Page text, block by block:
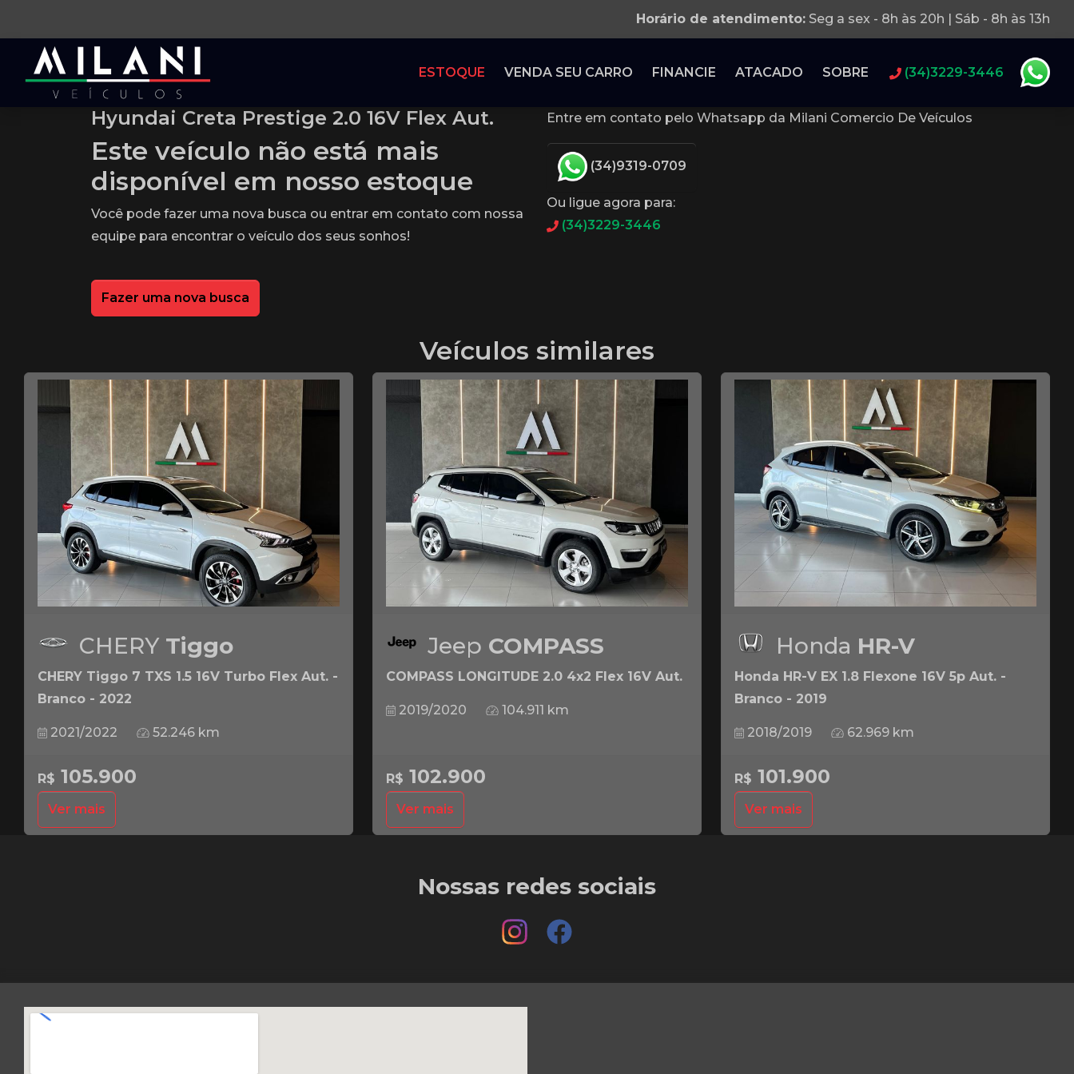
Horário de atendimento: Seg a sex - 8h às 20h | Sáb - 8h às 13h
ESTOQUE VENDA SEU CARRO FINANCIE ATACADO SOBRE (34)3229-3446
Hyundai Creta Prestige 2.0 16V Flex Aut.
Este veículo não está mais
disponível em nosso estoque
Você pode fazer uma nova busca ou entrar em contato com nossa
equipe para encontrar o veículo dos seus sonhos!
Fazer uma nova busca
Entre em contato pelo Whatsapp da Milani Comercio De Veículos
(34)9319-0709
Ou ligue agora para:
(34)3229-3446
Veículos similares
CHERY Tiggo
CHERY Tiggo 7 TXS 1.5 16V Turbo Flex Aut. -
Branco - 2022
2021/2022 52.246 km
R$ 105.900
Ver mais
Jeep COMPASS
COMPASS LONGITUDE 2.0 4x2 Flex 16V Aut.
2019/2020 104.911 km
R$ 102.900
Ver mais
Honda HR-V
Honda HR-V EX 1.8 Flexone 16V 5p Aut. -
Branco - 2019
2018/2019 62.969 km
R$ 101.900
Ver mais
Nossas redes sociais